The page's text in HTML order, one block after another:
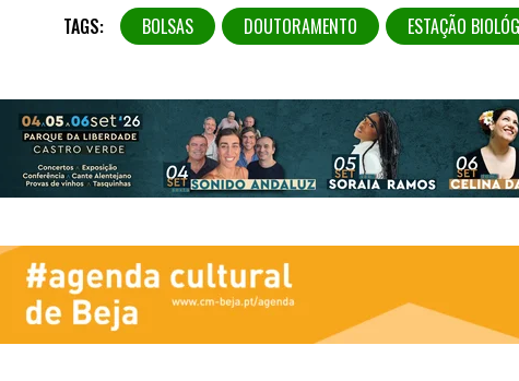
TAGS: BOLSAS DOUTORAMENTO ESTAÇÃO